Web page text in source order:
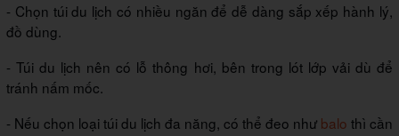
- Chọn túi du lịch có nhiều ngăn để dễ dàng sắp xếp hành lý,
đồ dùng.
- Túi du lịch nên có lỗ thông hơi, bên trong lót lớp vải dù để
tránh nấm mốc.
- Nếu chọn loại túi du lịch đa năng, có thể đeo như balo thì cần